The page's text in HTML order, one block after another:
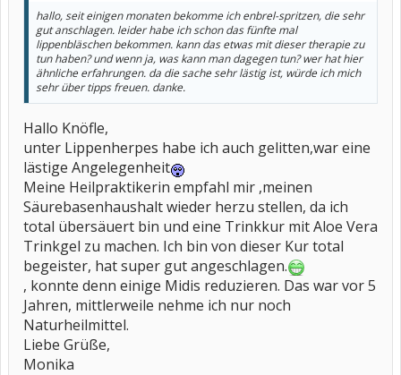
hallo, seit einigen monaten bekomme ich enbrel-spritzen, die sehr
gut anschlagen. leider habe ich schon das fünfte mal
lippenbläschen bekommen. kann das etwas mit dieser therapie zu
tun haben? und wenn ja, was kann man dagegen tun? wer hat hier
ähnliche erfahrungen. da die sache sehr lästig ist, würde ich mich
sehr über tipps freuen. danke.
Hallo Knöfle,
unter Lippenherpes habe ich auch gelitten,war eine
lästige Angelegenheit
Meine Heilpraktikerin empfahl mir ,meinen
Säurebasenhaushalt wieder herzu stellen, da ich
total übersäuert bin und eine Trinkkur mit Aloe Vera
Trinkgel zu machen. Ich bin von dieser Kur total
begeister, hat super gut angeschlagen.
, konnte denn einige Midis reduzieren. Das war vor 5
Jahren, mittlerweile nehme ich nur noch
Naturheilmittel.
Liebe Grüße,
Monika